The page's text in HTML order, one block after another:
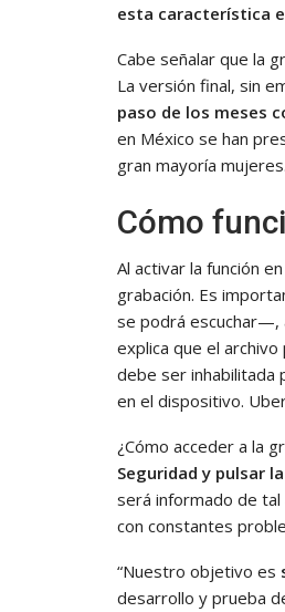
esta característica
Cabe señalar que la
La versión final, sin
paso de los meses
en México se han
gran mayoría
Cómo
Al activar la función
grabación. Es
se podrá escuchar—,
explica que el
debe ser inhabilitada
en el dispositivo.
¿Cómo acceder a la
Seguridad y pulsar
será informado de tal
con constantes
“Nuestro objetivo es
desarrollo y prueba